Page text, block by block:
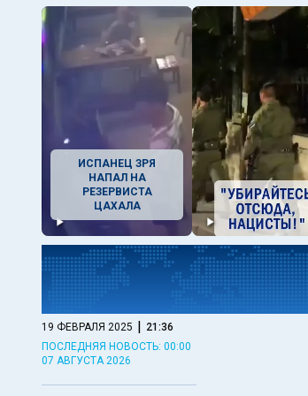
ИСПАНЕЦ ЗРЯ
НАПАЛ НА
РЕЗЕРВИСТА
ЦАХАЛА
19 ФЕВРАЛЯ 2025 | 21:36
ПОСЛЕДНЯЯ НОВОСТЬ: 00:00
07 АВГУСТА 2026